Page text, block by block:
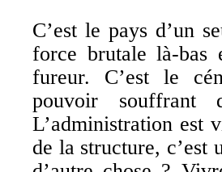
C’est le pays d’un
force brutale là-
fureur. C’est le
pouvoir souffrant
L’administration est
de la structure, c’est